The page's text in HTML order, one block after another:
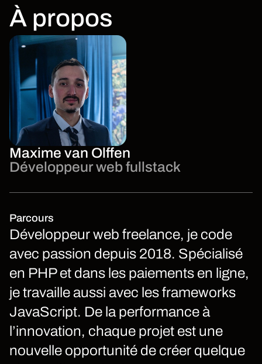
À propos
Maxime van Olffen
Développeur web fullstack
Parcours
Développeur web freelance, je code
avec passion depuis 2018. Spécialisé
en PHP et dans les paiements en ligne,
je travaille aussi avec les frameworks
JavaScript. De la performance à
l’innovation, chaque projet est une
nouvelle opportunité de créer quelque